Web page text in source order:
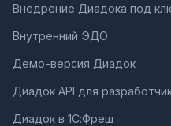
Внедрение Диадока под
Внутренний ЭДО
Демо-версия Диадок
Диадок API для
Диадок в 1С:Фреш